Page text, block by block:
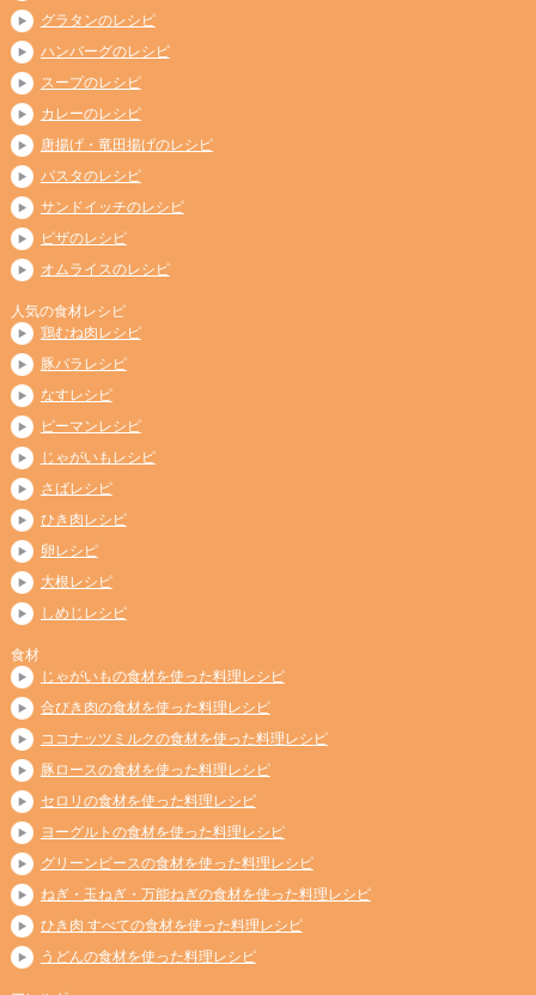
グラタンのレシピ
ハンバーグのレシピ
スープのレシピ
カレーのレシピ
唐揚げ・竜田揚げのレシピ
パスタのレシピ
サンドイッチのレシピ
ピザのレシピ
オムライスのレシピ
人気の食材レシピ
鶏むね肉レシピ
豚バラレシピ
なすレシピ
ピーマンレシピ
じゃがいもレシピ
さばレシピ
ひき肉レシピ
卵レシピ
大根レシピ
しめじレシピ
食材
じゃがいもの食材を使った料理レシピ
合びき肉の食材を使った料理レシピ
ココナッツミルクの食材を使った料理レシピ
豚ロースの食材を使った料理レシピ
セロリの食材を使った料理レシピ
ヨーグルトの食材を使った料理レシピ
グリーンピースの食材を使った料理レシピ
ねぎ・玉ねぎ・万能ねぎの食材を使った料理レシピ
ひき肉 すべての食材を使った料理レシピ
うどんの食材を使った料理レシピ